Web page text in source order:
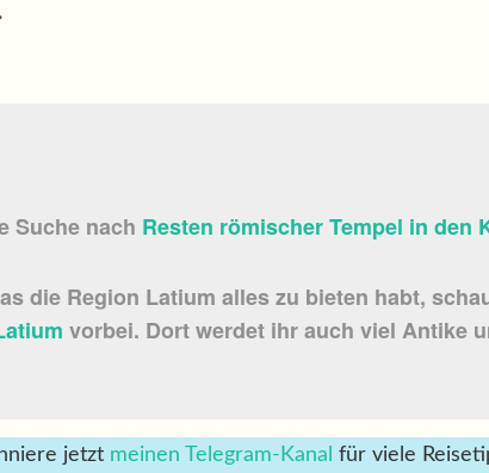
Suche nach Resten römischer Tempel in den
die Region Latium alles zu bieten habt,
vorbei. Dort werdet ihr auch viel Antike
jetzt meinen Telegram-Kanal für viele